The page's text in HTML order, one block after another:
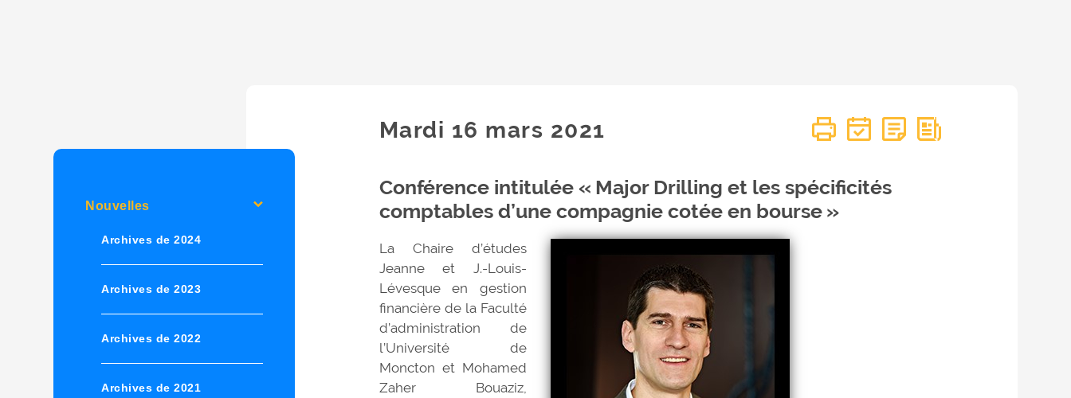
Nouvelles
Archives de 2024
Archives de 2023
Archives de 2022
Archives de 2021
Mardi 16 mars 2021
Conférence intitulée « Major Drilling et les spécificités
comptables d’une compagnie cotée en bourse »
La Chaire d’études
Jeanne et J.-Louis-
Lévesque en gestion
financière de la Faculté
d’administration de
l’Université de
Moncton et Mohamed
Zaher Bouaziz,